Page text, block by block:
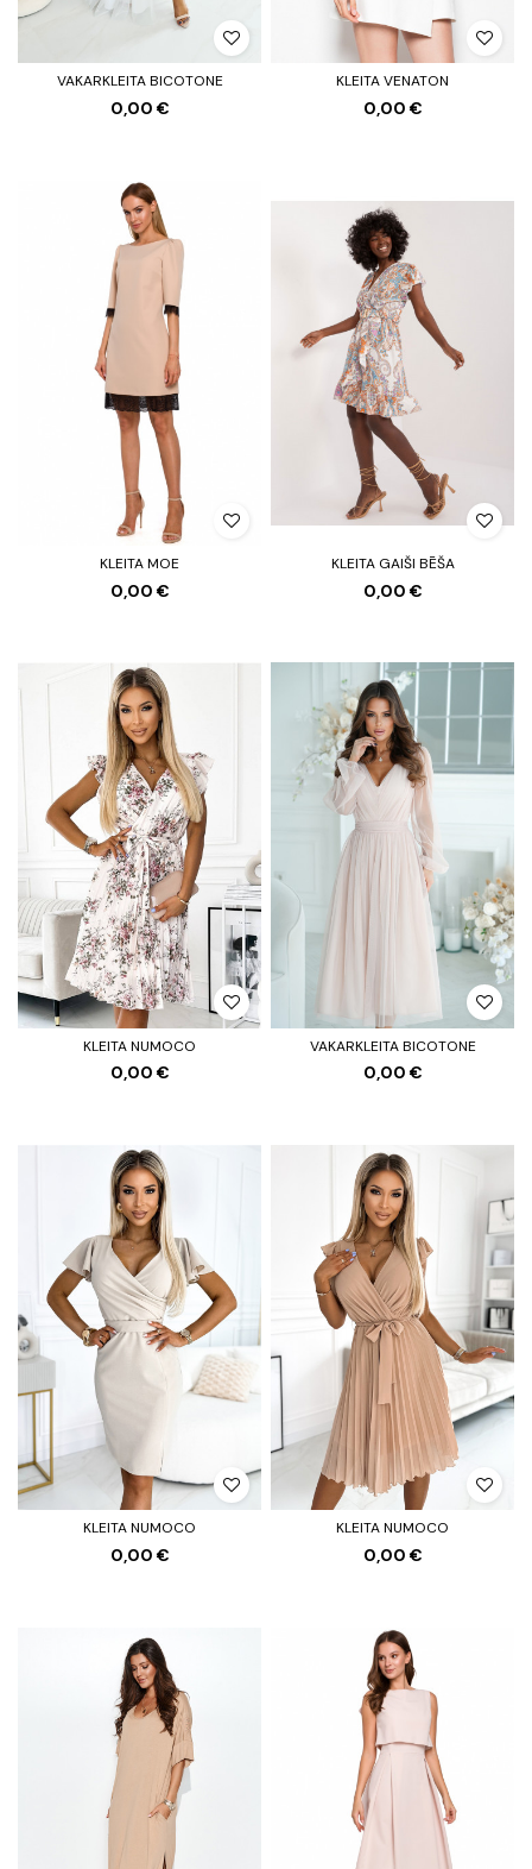
VAKARKLEITA BICOTONE
0,00 €
KLEITA VENATON
0,00 €
KLEITA MOE
0,00 €
KLEITA GAIŠI BĒŠA
0,00 €
KLEITA NUMOCO
0,00 €
VAKARKLEITA BICOTONE
0,00 €
KLEITA NUMOCO
0,00 €
KLEITA NUMOCO
0,00 €